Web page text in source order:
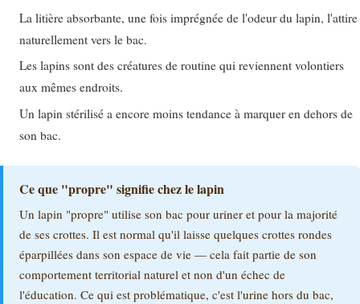
La litière absorbante, une fois imprégnée de l'odeur du lapin, l'attire
naturellement vers le bac.
Les lapins sont des créatures de routine qui reviennent volontiers
aux mêmes endroits.
Un lapin stérilisé a encore moins tendance à marquer en dehors de
son bac.
Ce que "propre" signifie chez le lapin
Un lapin "propre" utilise son bac pour uriner et pour la majorité
de ses crottes. Il est normal qu'il laisse quelques crottes rondes
éparpillées dans son espace de vie — cela fait partie de son
comportement territorial naturel et non d'un échec de
l'éducation. Ce qui est problématique, c'est l'urine hors du bac,